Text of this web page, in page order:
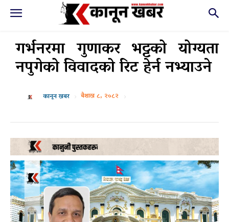
गर्भनरमा गुणाकर भट्टको योग्यता
नपुगेको विवादको रिट हेर्न नभ्याउने
कानून खबर बैशाख ८, २०८२